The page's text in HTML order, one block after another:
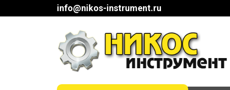
info@nikos-instrument.ru